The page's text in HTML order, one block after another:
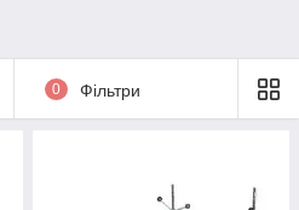
0 Фільтри